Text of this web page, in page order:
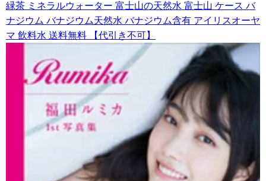
緑茶 ミネラルウォーター 富士山の天然水 富士山 ケース バ
ナジウム バナジウム天然水 バナジウム含有 アイリスオーヤ
マ 飲料水 送料無料 【代引き不可】